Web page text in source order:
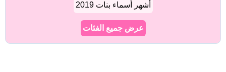
أشهر أسماء بنات 2019
عرض جميع الفئات